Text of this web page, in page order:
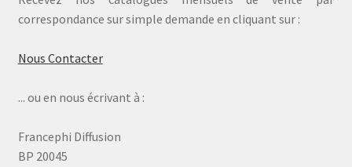
correspondance sur simple demande en cliquant sur :
Nous Contacter
... ou en nous écrivant à :
Francephi Diffusion
BP 20045